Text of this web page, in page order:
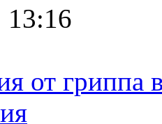
13:16
от гриппа